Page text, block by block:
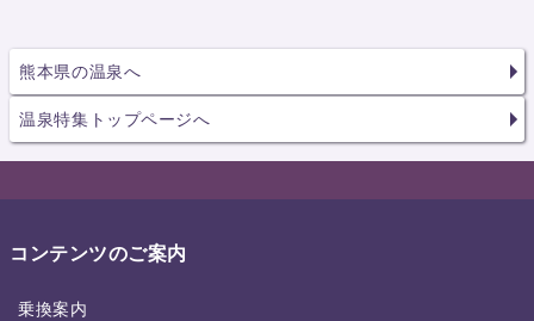
熊本県の温泉へ
温泉特集トップページへ
コンテンツのご案内
乗換案内